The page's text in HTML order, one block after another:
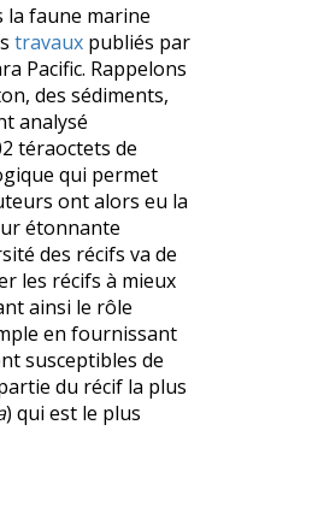
la faune marine
travaux publiés par
Pacific. Rappelons
des sédiments,
analysé
téraoctets de
qui permet
ont alors eu la
étonnante
des récifs va de
les récifs à mieux
ainsi le rôle
en fournissant
susceptibles de
du récif la plus
) qui est le plus